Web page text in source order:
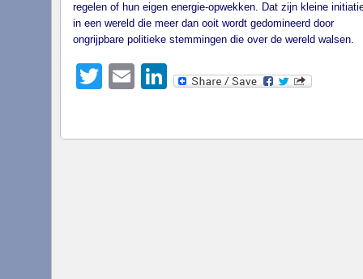
regelen of hun eigen energie-opwekken. Dat zijn kleine
in een wereld die meer dan ooit wordt gedomineerd door
ongrijpbare politieke stemmingen die over de wereld walsen.
Twitter
EmailLinkedIn